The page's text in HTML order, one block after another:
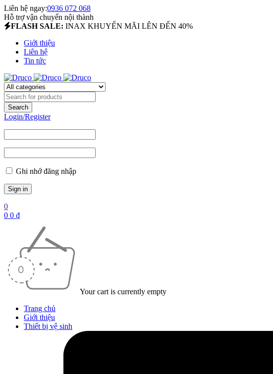
Liên hệ ngay:0936 072 068
Hỗ trợ vận chuyển nội thành
FLASH SALE: INAX KHUYẾN MÃI LÊN ĐẾN 40%
Giới thiệu
Liên hệ
Tin tức
Login/Register
Ghi nhớ đăng nhập
0
0 0 ₫
Your cart is currently empty
Trang chủ
Giới thiệu
Thiết bị vệ sinh